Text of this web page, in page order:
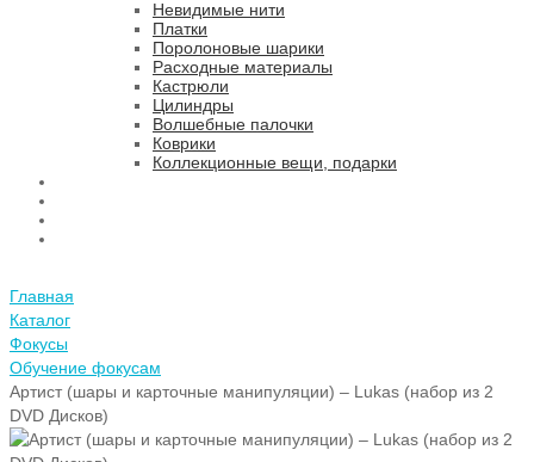
Невидимые нити
Платки
Поролоновые шарики
Расходные материалы
Кастрюли
Цилиндры
Волшебные палочки
Коврики
Коллекционные вещи, подарки
Главная
Каталог
Фокусы
Обучение фокусам
Артист (шары и карточные манипуляции) – Lukas (набор из 2
DVD Дисков)